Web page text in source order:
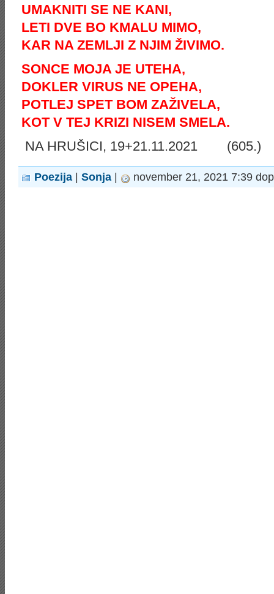
UMAKNITI SE NE KANI,
LETI DVE BO KMALU MIMO,
KAR NA ZEMLJI Z NJIM ŽIVIMO.
SONCE MOJA JE UTEHA,
DOKLER VIRUS NE OPEHA,
POTLEJ SPET BOM ZAŽIVELA,
KOT V TEJ KRIZI NISEM SMELA.
NA HRUŠICI, 19+21.11.2021 (605.)
Poezija Sonja november 21, 2021 7:39